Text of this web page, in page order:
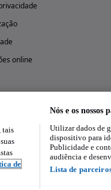
online
Experimenta a
tais
de
Nós e os nossos
Utilizar dados de
dispositivo para
Publicidade e
audiência e
Lista de